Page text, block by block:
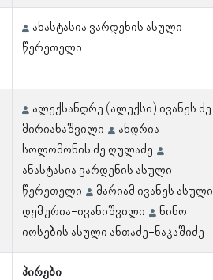
პირები
ანასტასია ვარდენის ასული
წერეთელი
ალექსანდრე (ალექსი) ივანეს ძე
მირიანაშვილი
ანდრია
სოლომონის ძე ღულაძე
ანასტასია ვარდენის ასული
წერეთელი
მარიამ ივანეს ასული
დემურია-ივანიშვილი
ნინო
იოსების ასული ანთაძე-ნაკაშიძე